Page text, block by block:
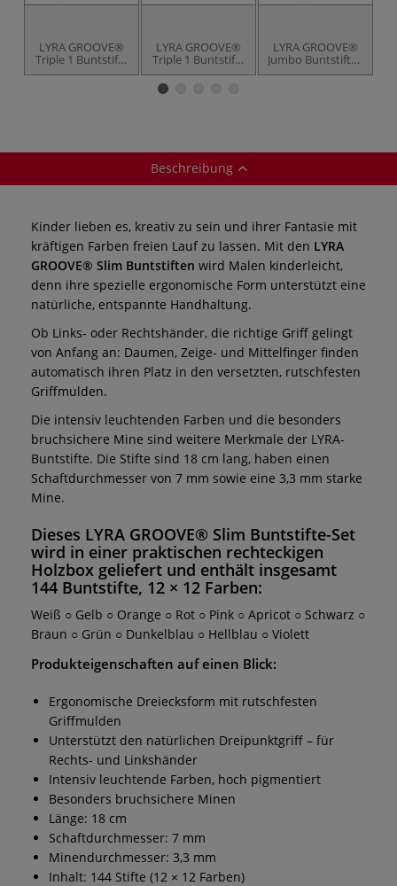
LYRA GROOVE®
Triple 1 Buntstifte
- 72er Set
LYRA GROOVE®
Triple 1 Buntstifte
- 48er Set
LYRA GROOVE®
Jumbo Buntstifte -
96er Set
Beschreibung
Kinder lieben es, kreativ zu sein und ihrer Fantasie mit
kräftigen Farben freien Lauf zu lassen. Mit den LYRA
GROOVE® Slim Buntstiften wird Malen kinderleicht,
denn ihre spezielle ergonomische Form unterstützt eine
natürliche, entspannte Handhaltung.
Ob Links- oder Rechtshänder, die richtige Griff gelingt
von Anfang an: Daumen, Zeige- und Mittelfinger finden
automatisch ihren Platz in den versetzten, rutschfesten
Griffmulden.
Die intensiv leuchtenden Farben und die besonders
bruchsichere Mine sind weitere Merkmale der LYRA-
Buntstifte. Die Stifte sind 18 cm lang, haben einen
Schaftdurchmesser von 7 mm sowie eine 3,3 mm starke
Mine.
Dieses LYRA GROOVE® Slim Buntstifte-Set
wird in einer praktischen rechteckigen
Holzbox geliefert und enthält insgesamt
144 Buntstifte, 12 × 12 Farben:
Weiß ○ Gelb ○ Orange ○ Rot ○ Pink ○ Apricot ○ Schwarz ○
Braun ○ Grün ○ Dunkelblau ○ Hellblau ○ Violett
Produkteigenschaften auf einen Blick:
Ergonomische Dreiecksform mit rutschfesten
Griffmulden
Unterstützt den natürlichen Dreipunktgriff – für
Rechts- und Linkshänder
Intensiv leuchtende Farben, hoch pigmentiert
Besonders bruchsichere Minen
Länge: 18 cm
Schaftdurchmesser: 7 mm
Minendurchmesser: 3,3 mm
Inhalt: 144 Stifte (12 × 12 Farben)